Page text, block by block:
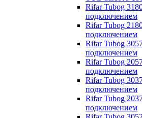
Rifar Tubog
подключением
Rifar Tubog
подключением
Rifar Tubog
подключением
Rifar Tubog
подключением
Rifar Tubog
подключением
Rifar Tubog
подключением